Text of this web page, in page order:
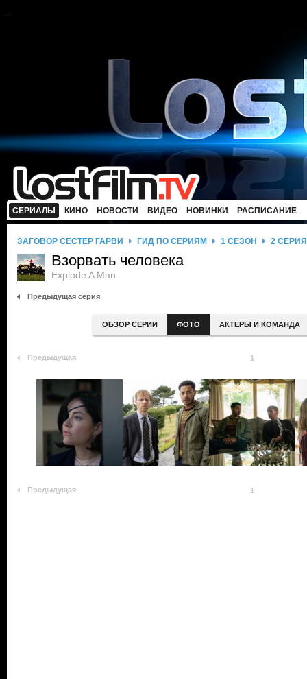
СЕРИАЛЫ КИНО НОВОСТИ ВИДЕО НОВИНКИ РАСПИСАНИЕ
ЗАГОВОР СЕСТЕР ГАРВИ ГИД ПО СЕРИЯМ 1 СЕЗОН 2 СЕРИЯ
Взорвать человека
Explode A Man
Предыдущая серия
ОБЗОР СЕРИИ ФОТО АКТЕРЫ И КОМАНДА
Предыдущая 1
Предыдущая 1